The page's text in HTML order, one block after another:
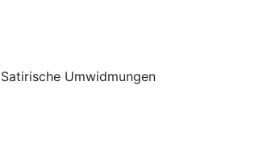
Satirische Umwidmungen